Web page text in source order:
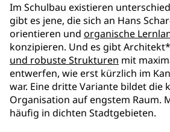
Im Schulbau existieren
gibt es jene, die sich an Hans
orientieren und organische
konzipieren. Und es gibt
und robuste Strukturen mit
entwerfen, wie erst kürzlich im
war. Eine dritte Variante bildet die
Organisation auf engstem Raum.
häufig in dichten Stadtgebieten.